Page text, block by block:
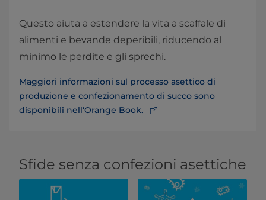
Questo aiuta a estendere la vita a scaffale di
alimenti e bevande deperibili, riducendo al
minimo le perdite e gli sprechi.
Maggiori informazioni sul processo asettico di
produzione e confezionamento di succo sono
disponibili nell'Orange Book.
Sfide senza confezioni asettiche